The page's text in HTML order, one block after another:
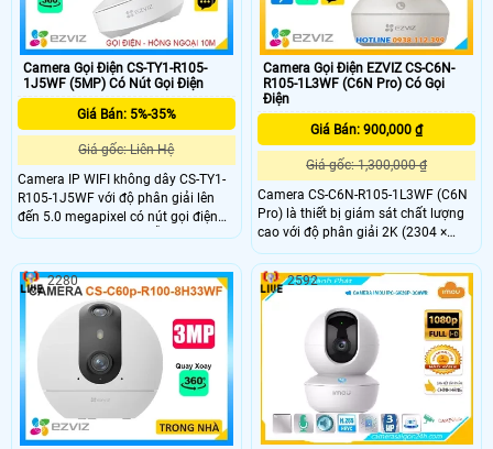
trong đêm.
Camera Gọi Điện CS-TY1-R105-
1J5WF (5MP) Có Nút Gọi Điện
Giá Bán: 5%-35%
Giá gốc: Liên Hệ
Camera IP WIFI không dây CS-TY1-
R105-1J5WF với độ phân giải lên
đến 5.0 megapixel có nút gọi điện
thoại chỉ cần 1 chạm dễ dàng giám
nhìn xa 10m. Camera được thiết kế
mỹ thuật cao và bắt mắt, camera có
khả năng xoay 360 độ tích họp mic
và loa đàm thoại 2 chiều, phát hiện
và theo dõi chuyển động thông
minh camera cho hình ảnh sắc nét
giá rẻ.
Camera Gọi Điện EZVIZ CS-C6N-
R105-1L3WF (C6N Pro) Có Gọi
Điện
Giá Bán: 900,000 ₫
Giá gốc: 1,300,000 ₫
Camera CS-C6N-R105-1L3WF (C6N
Pro) là thiết bị giám sát chất lượng
cao với độ phân giải 2K (2304 ×
1296) mang lại hình ảnh sắc nét và
chi tiết Camera có khả năng quay
xoay 360 độ đàm thoại 2 chiều tích
hợp nút gọi điện cảm ứng tiện lợi
giúp bạn dễ dàng tương tác từ xa
2280 2592